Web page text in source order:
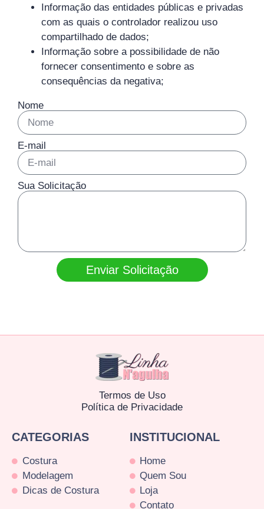
Informação das entidades públicas e privadas
com as quais o controlador realizou uso
compartilhado de dados;
Informação sobre a possibilidade de não
fornecer consentimento e sobre as
consequências da negativa;
Nome
E-mail
Sua Solicitação
Enviar Solicitação
Termos de Uso
Política de Privacidade
CATEGORIAS
Costura
Modelagem
Dicas de Costura
INSTITUCIONAL
Home
Quem Sou
Loja
Contato